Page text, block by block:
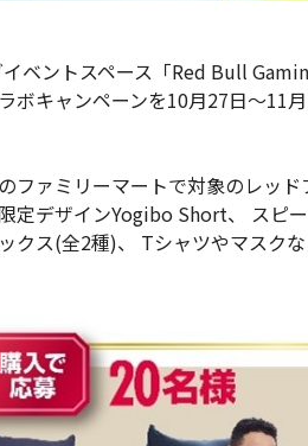
ベントスペース「Red Bull
ボキャンペーンを10月27日～11
ファミリーマートで対象のレッ
定デザインYogibo Short、 スピ
クス(全2種)、 Tシャツやマスク